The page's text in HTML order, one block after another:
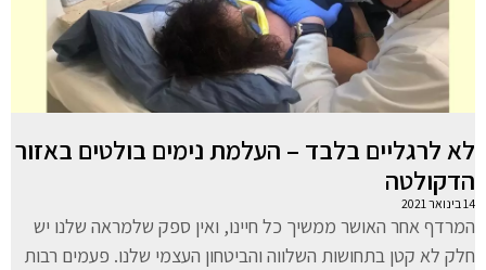
לא לרגליים בלבד – העלמת נימים בולטים באזור
הדקולטה
14 בינואר 2021
המרדף אחר האושר ממשיך כל חיינו, ואין ספק שלמראה שלנו יש
חלק לא קטן בתחושות השלווה והביטחון העצמי שלנו. פעמים רבות